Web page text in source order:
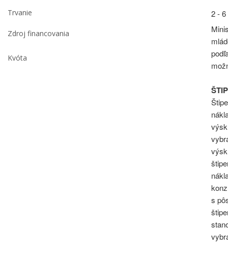
Trvanie 2 -
Zdroj financovania
Kvóta
s